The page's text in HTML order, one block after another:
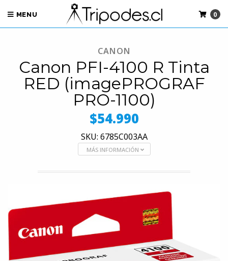
MENU 0
CANON
Canon PFI-4100 R Tinta
RED (imagePROGRAF
PRO-1100)
$54.990
SKU: 6785C003AA
MÁS INFORMACIÓN